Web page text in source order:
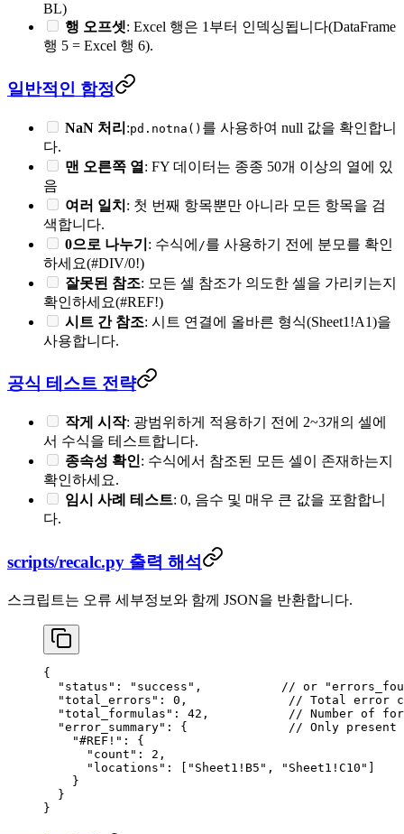
BL)
행 오프셋: Excel 행은 1부터 인덱싱됩니다(DataFrame
행 5 = Excel 행 6).
일반적인 함정
NaN 처리 :pd.notna() 를 사용하여 null 값을 확인합니
다.
맨 오른쪽 열 : FY 데이터는 종종 50개 이상의 열에 있
음
여러 일치 : 첫 번째 항목뿐만 아니라 모든 항목을 검
색합니다.
0으로 나누기 : 수식에 /를 사용하기 전에 분모를 확인
하세요(#DIV/0!)
잘못된 참조: 모든 셀 참조가 의도한 셀을 가리키는지
확인하세요(#REF!)
시트 간 참조: 시트 연결에 올바른 형식(Sheet1!A1)을
사용합니다.
공식 테스트 전략
작게 시작: 광범위하게 적용하기 전에 2~3개의 셀에
서 수식을 테스트합니다.
종속성 확인: 수식에서 참조된 모든 셀이 존재하는지
확인하세요.
임시 사례 테스트: 0, 음수 및 매우 큰 값을 포함합니
다.
scripts/recalc.py 출력 해석
스크립트는 오류 세부정보와 함께 JSON을 반환합니다.
{
  "status"
: "success" ,
// or
  "total_errors"
: 0 ,
// Total error
  "total_formulas"
: 42 ,
// Number of
  "error_summary"
: {
// Only
    "#REF!"
: {
      "count"
: 2 ,
      "locations"
: [ "Sheet1!B5" , "Sheet1!C10" ]
    }
  }
}